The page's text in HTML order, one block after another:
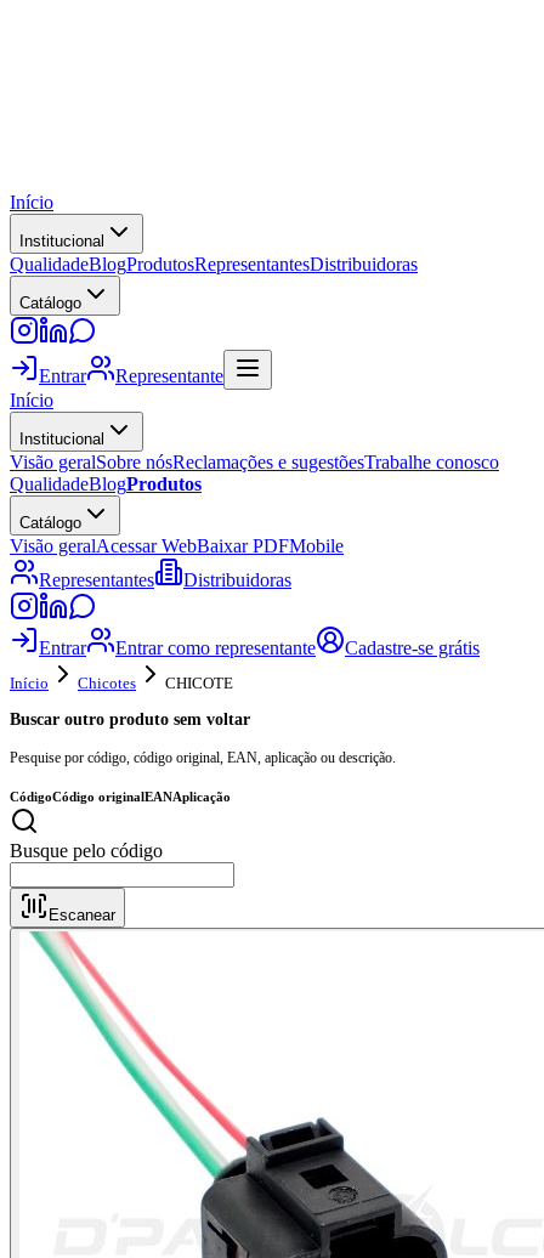
Início
Institucional
QualidadeBlogProdutosRepresentantesDistribuidoras
Catálogo
Entrar
Representante
Início
Institucional
Visão geralSobre nósReclamações e sugestõesTrabalhe conosco
QualidadeBlogProdutos
Catálogo
Visão geralAcessar WebBaixar PDFMobile
Representantes
Distribuidoras
Entrar Entrar como representante Cadastre-se grátis
Início Chicotes
CHICOTE
Buscar outro produto sem voltar
Pesquise por código, código original, EAN, aplicação ou descrição.
CódigoCódigo originalEANAplicação
Escanear